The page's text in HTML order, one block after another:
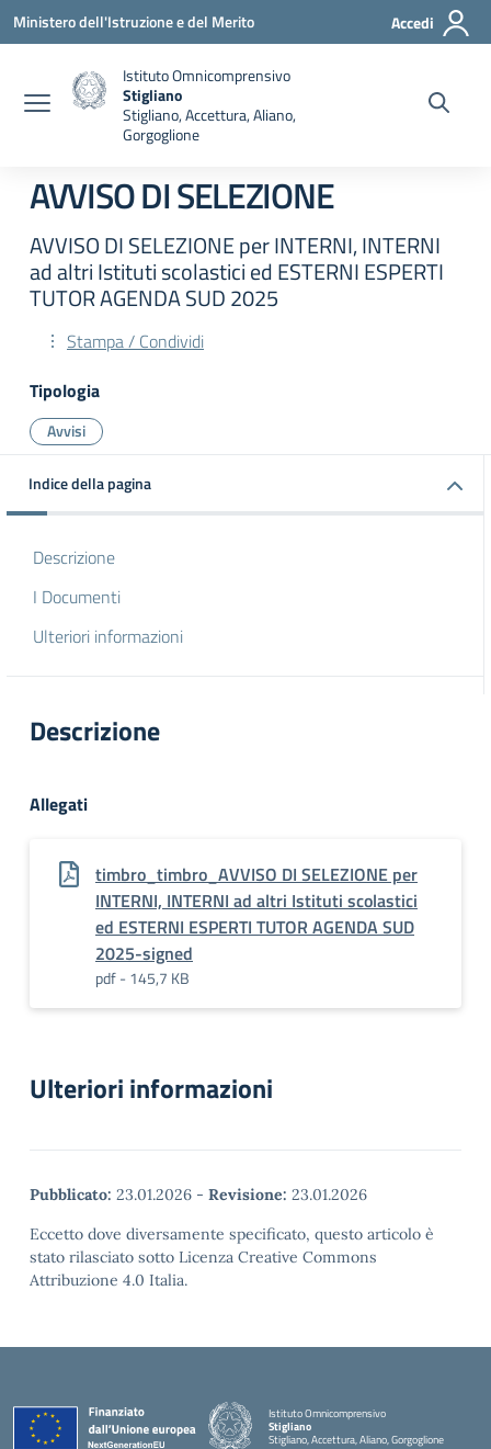
Vai ai contenuti
Vai al menu di navigazione
Vai al footer
Ministero dell'Istruzione e del Merito Accedi
Istituto Omnicomprensivo
Stigliano
Stigliano, Accettura, Aliano,
Gorgoglione
AVVISO DI SELEZIONE
AVVISO DI SELEZIONE per INTERNI, INTERNI
ad altri Istituti scolastici ed ESTERNI ESPERTI
TUTOR AGENDA SUD 2025
Stampa / Condividi
Tipologia
Avvisi
Indice della pagina
Descrizione
I Documenti
Ulteriori informazioni
Descrizione
Allegati
timbro_timbro_AVVISO DI SELEZIONE per
INTERNI, INTERNI ad altri Istituti scolastici
ed ESTERNI ESPERTI TUTOR AGENDA SUD
2025-signed
pdf - 145,7 KB
Ulteriori informazioni
Pubblicato: 23.01.2026 - Revisione: 23.01.2026
Eccetto dove diversamente specificato, questo articolo è
stato rilasciato sotto Licenza Creative Commons
Attribuzione 4.0 Italia.
Istituto Omnicomprensivo
Stigliano
Stigliano, Accettura, Aliano, Gorgoglione